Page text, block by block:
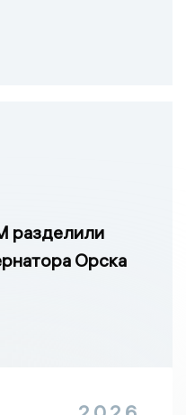
разделили
Орска